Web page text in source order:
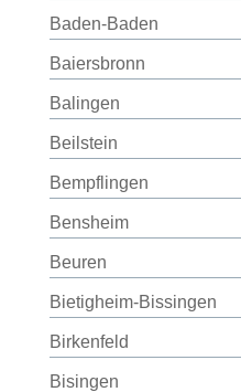
Baden-Baden
Baiersbronn
Balingen
Beilstein
Bempflingen
Bensheim
Beuren
Bietigheim-Bissingen
Birkenfeld
Bisingen